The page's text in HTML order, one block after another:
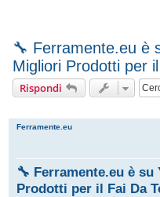
🔧 Ferramente.eu è
Migliori Prodotti per
Rispondi
Ferramente.eu
🔧 Ferramente.eu è
Prodotti per il Fai Da